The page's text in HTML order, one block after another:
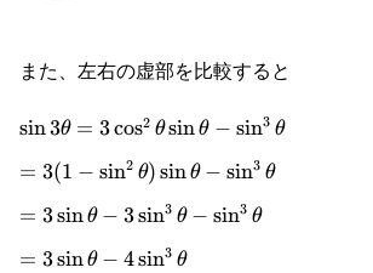
また、左右の虚部を比較すると
\sin3\theta=3\cos^2\theta\sin\theta-
\sin^3\theta
sin3θ = 3cos2 θ sinθ − sin3 θ
=3(1-
\sin^2\theta)\sin\theta-
\sin^3\theta
= 3(1 − sin2 θ)sinθ − sin3 θ
=3\sin\theta-
3\sin^3\theta-
= 3sinθ − 3sin3 θ − sin3 θ
=3\sin\theta-
= 3sinθ − 4sin3 θ